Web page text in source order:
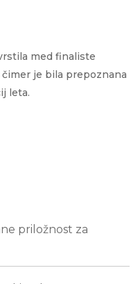
med finaliste
je bila prepoznana
leta.
priložnost za